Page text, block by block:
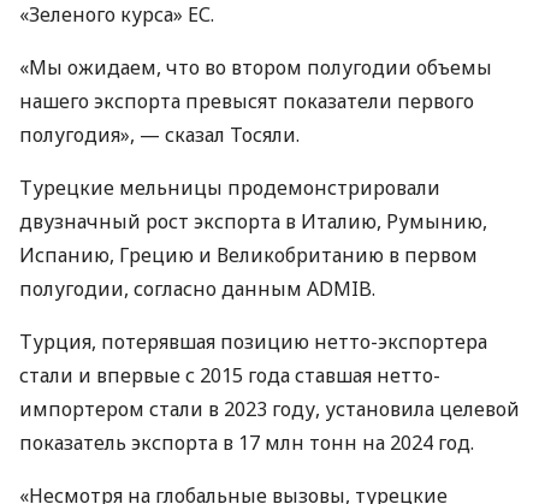
«Зеленого курса» ЕС.
«Мы ожидаем, что во втором полугодии объемы
нашего экспорта превысят показатели первого
полугодия», — сказал Тосяли.
Турецкие мельницы продемонстрировали
двузначный рост экспорта в Италию, Румынию,
Испанию, Грецию и Великобританию в первом
полугодии, согласно данным ADMIB.
Турция, потерявшая позицию нетто-экспортера
стали и впервые с 2015 года ставшая нетто-
импортером стали в 2023 году, установила целевой
показатель экспорта в 17 млн ​​тонн на 2024 год.
«Несмотря на глобальные вызовы, турецкие